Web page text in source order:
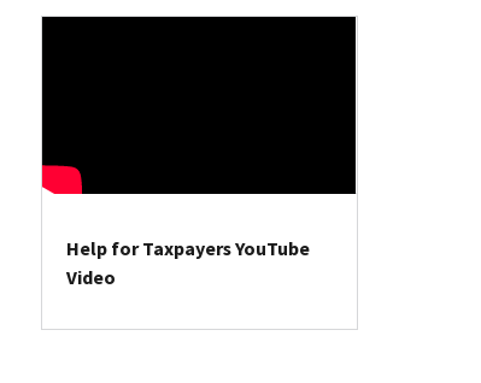
Help for Taxpayers YouTube
Video